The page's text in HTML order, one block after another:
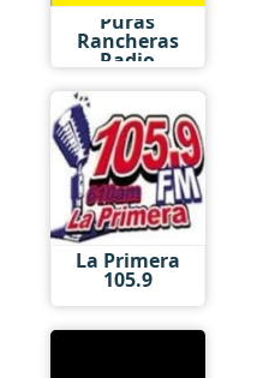
Puras
Rancheras
Radio
La Primera
105.9